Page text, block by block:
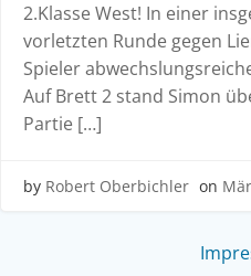
2.Klasse West! In einer
vorletzten Runde gegen
Spieler
Auf Brett 2 stand Simon
Partie […]
by Robert Oberbichler on